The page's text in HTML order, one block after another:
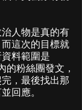
人物是真的有
這次的目標就
料範圍是
的粉絲團發文，
，最後找出那
回應。